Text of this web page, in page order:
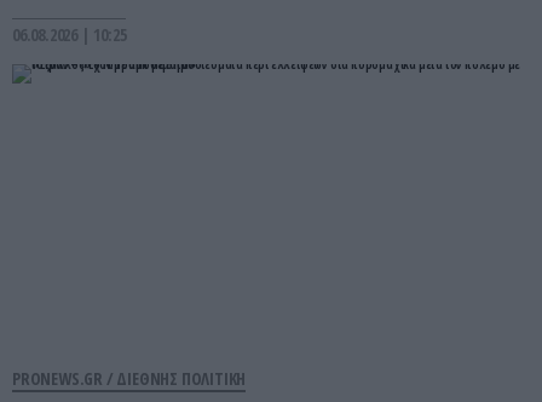
06.08.2026 | 10:25
PRONEWS.GR / ΔΙΕΘΝΗΣ ΠΟΛΙΤΙΚΗ